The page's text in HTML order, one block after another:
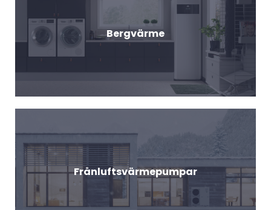
Bergvärme
Frånluftsvärmepumpar